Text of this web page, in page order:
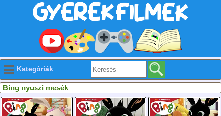
Kategóriák
Bing nyuszi mesék